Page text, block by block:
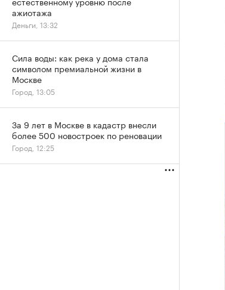
ажиотажа
Деньги, 13:32
Сила воды: как река у дома стала
символом премиальной жизни в
Москве
Город, 13:05
За 9 лет в Москве в кадастр внесли
более 500 новостроек по реновации
Город, 12:25